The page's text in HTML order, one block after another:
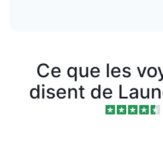
Ce que les
disent de